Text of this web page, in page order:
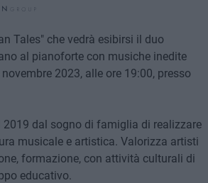
Tales" che vedrà esibirsi il duo
al pianoforte con musiche inedite
2023, alle ore 19:00, presso
dal sogno di famiglia di realizzare
musicale e artistica. Valorizza artisti
formazione, con attività culturali di
educativo.